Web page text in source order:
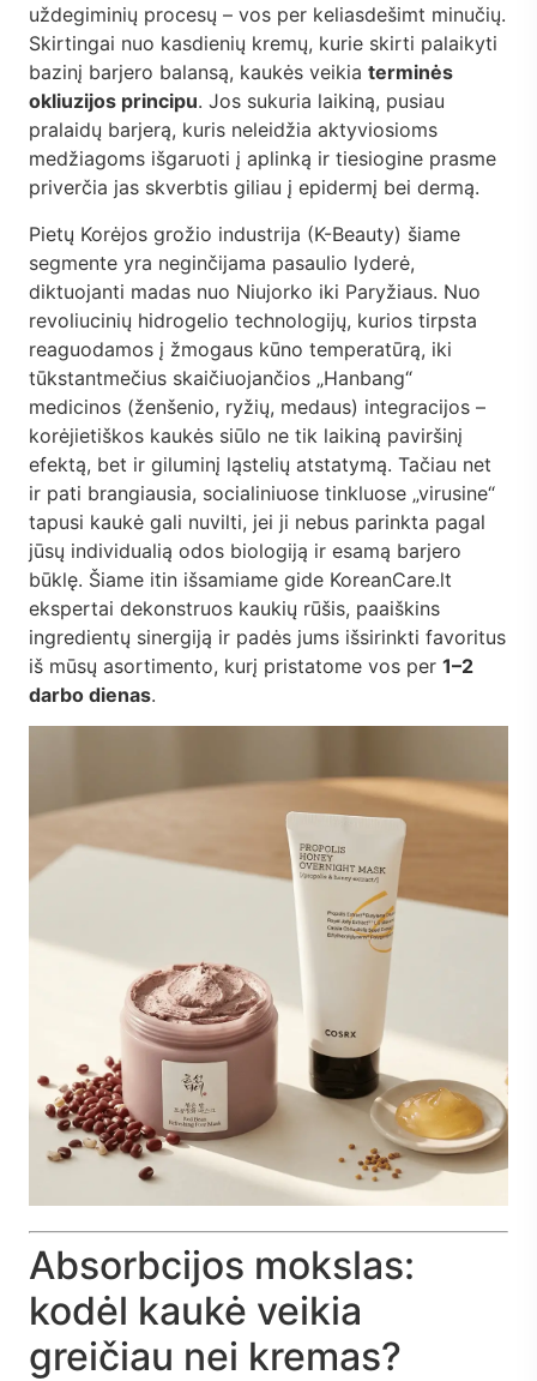
uždegiminių procesų – vos per keliasdešimt minučių.
Skirtingai nuo kasdienių kremų, kurie skirti palaikyti
bazinį barjero balansą, kaukės veikia terminės
okliuzijos principu. Jos sukuria laikiną, pusiau
pralaidų barjerą, kuris neleidžia aktyviosioms
medžiagoms išgaruoti į aplinką ir tiesiogine prasme
priverčia jas skverbtis giliau į epidermį bei dermą.
Pietų Korėjos grožio industrija (K-Beauty) šiame
segmente yra neginčijama pasaulio lyderė,
diktuojanti madas nuo Niujorko iki Paryžiaus. Nuo
revoliucinių hidrogelio technologijų, kurios tirpsta
reaguodamos į žmogaus kūno temperatūrą, iki
tūkstantmečius skaičiuojančios „Hanbang“
medicinos (ženšenio, ryžių, medaus) integracijos –
korėjietiškos kaukės siūlo ne tik laikiną paviršinį
efektą, bet ir giluminį ląstelių atstatymą. Tačiau net
ir pati brangiausia, socialiniuose tinkluose „virusine“
tapusi kaukė gali nuvilti, jei ji nebus parinkta pagal
jūsų individualią odos biologiją ir esamą barjero
būklę. Šiame itin išsamiame gide KoreanCare.lt
ekspertai dekonstruos kaukių rūšis, paaiškins
ingredientų sinergiją ir padės jums išsirinkti favoritus
iš mūsų asortimento, kurį pristatome vos per 1–2
darbo dienas.
Absorbcijos mokslas:
kodėl kaukė veikia
greičiau nei kremas?